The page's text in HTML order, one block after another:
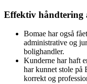
Effektiv håndtering
Bomae har også
administrative og
bolighandler.
Kunderne har haft
har kunnet stole på
korrekt og